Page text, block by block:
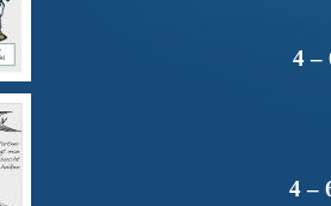
4 –
4 –